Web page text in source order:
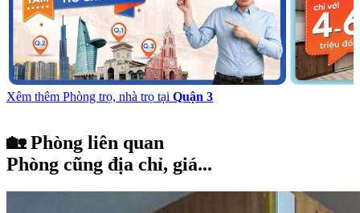
Xêm thêm Phòng trọ, nhà trọ tại Quận 3
🏡 Phòng liên quan
Phòng cũng địa chỉ, giá...